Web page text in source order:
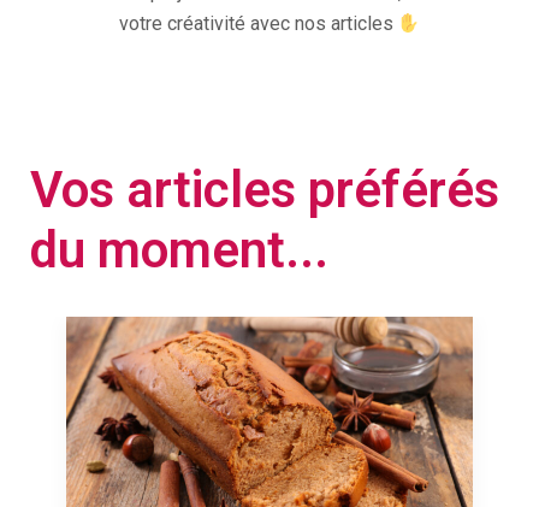
votre créativité avec nos articles
Vos articles préférés
du moment...